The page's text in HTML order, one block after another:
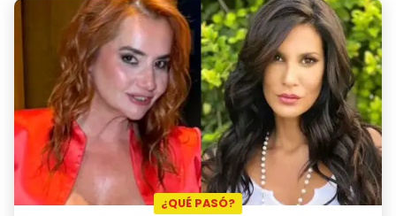
¿QUÉ PASÓ?